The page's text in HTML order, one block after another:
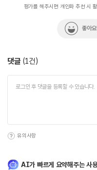
평가를 해주시면 개인화 추천 시
좋아
댓글 (1건)
유의사항
AI가 빠르게 요약해주는 사